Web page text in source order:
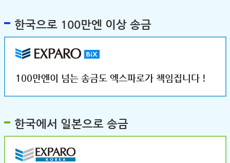
한국으로 100만엔 이상 송금
100만엔이 넘는 송금도 엑스파로가 책임집니다！
한국에서 일본으로 송금